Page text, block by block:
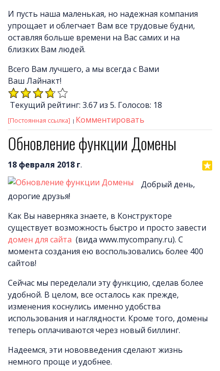
И пусть наша маленькая, но надежная компания
упрощает и облегчает Вам все трудовые будни,
оставляя больше времени на Вас самих и на
близких Вам людей.
Всего Вам лучшего, а мы всегда с Вами
Ваш Лайнакт!
Текущий рейтинг: 3.67 из 5. Голосов: 18
[Постоянная ссылка] Комментировать
Обновление функции Домены
18 февраля 2018 г.
Добрый день,
дорогие друзья!
Как Вы наверняка знаете, в Конструкторе
существует возможность быстро и просто завести
домен для сайта (вида www.mycompany.ru). С
момента создания ею воспользовались более 400
сайтов!
Сейчас мы переделали эту функцию, сделав более
удобной. В целом, все осталось как прежде,
изменения коснулись именно удобства
использования и наглядности. Кроме того, домены
теперь оплачиваются через новый биллинг.
Надеемся, эти нововведения сделают жизнь
немного проще и удобнее.